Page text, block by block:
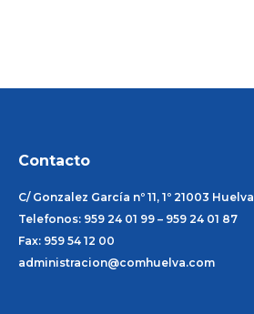
Contacto
C/ Gonzalez García nº 11, 1º 21003 Huelva
Telefonos: 959 24 01 99 – 959 24 01 87
Fax: 959 54 12 00
administracion@comhuelva.com